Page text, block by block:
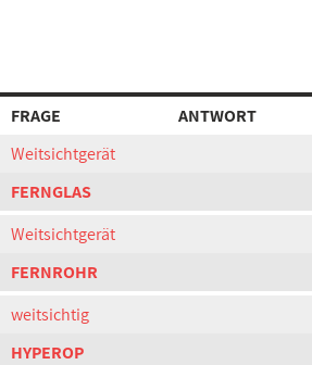
FRAGE
ANTWORT
Weitsichtgerät
FERNGLAS
Weitsichtgerät
FERNROHR
weitsichtig
HYPEROP